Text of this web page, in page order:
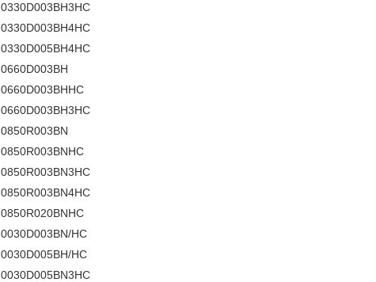
0330D003BH3HC
0330D003BH4HC
0330D005BH4HC
0660D003BH
0660D003BHHC
0660D003BH3HC
0850R003BN
0850R003BNHC
0850R003BN3HC
0850R003BN4HC
0850R020BNHC
0030D003BN/HC
0030D005BH/HC
0030D005BN3HC